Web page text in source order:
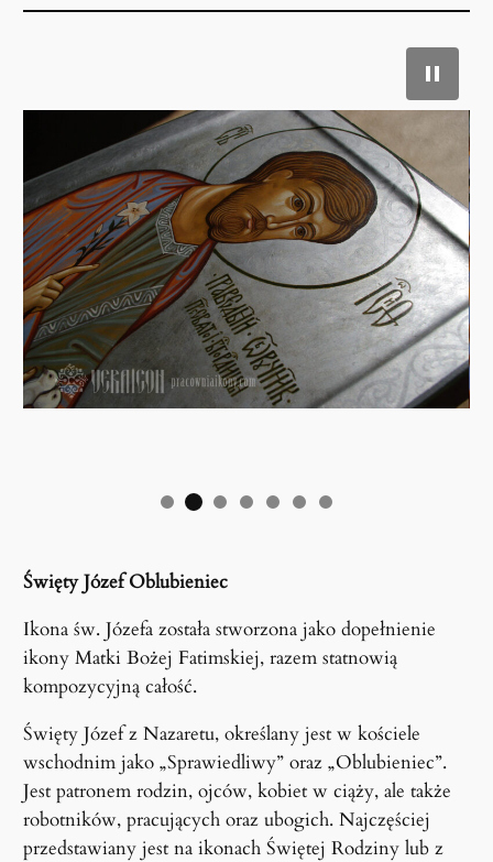
Święty Józef Oblubieniec
Ikona św. Józefa została stworzona jako dopełnienie
ikony Matki Bożej Fatimskiej, razem statnowią
kompozycyjną całość.
Święty Józef z Nazaretu, określany jest w kościele
wschodnim jako „Sprawiedliwy” oraz „Oblubieniec”.
Jest patronem rodzin, ojców, kobiet w ciąży, ale także
robotników, pracujących oraz ubogich. Najczęściej
przedstawiany jest na ikonach Świętej Rodziny lub z